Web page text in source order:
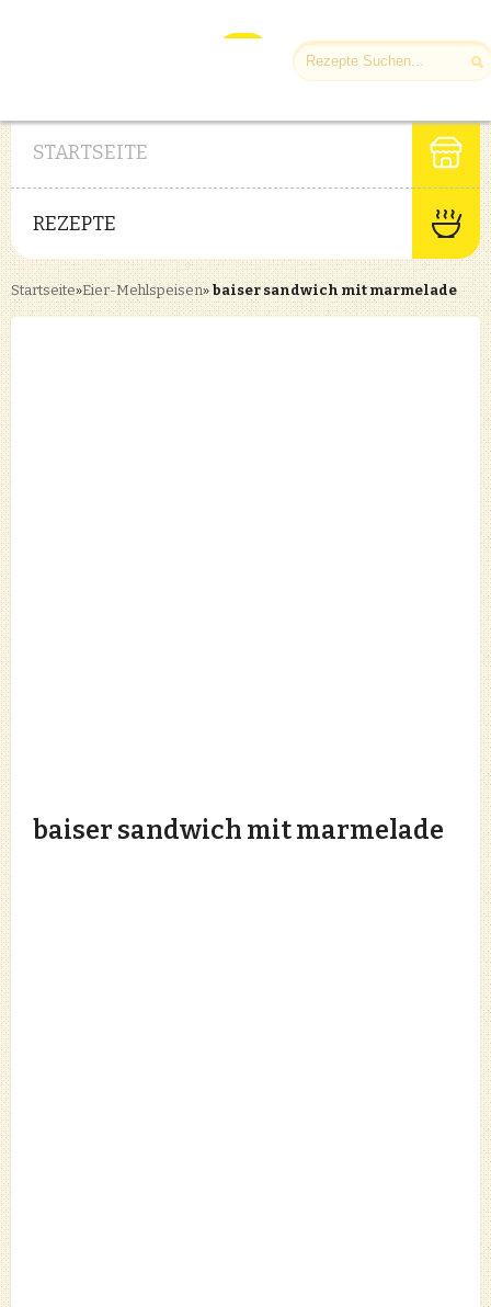
STARTSEITE
REZEPTE
Startseite»Eier-Mehlspeisen»baiser sandwich mit marmelade
baiser sandwich mit marmelade